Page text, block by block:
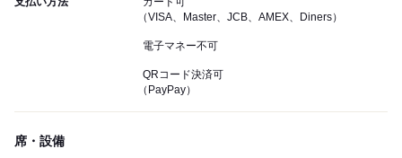
（VISA、Master、JCB、AMEX、Diners）
電子マネー不可
QRコード決済可
（PayPay）
席・設備